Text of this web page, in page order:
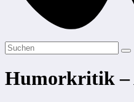
Humorkritik –